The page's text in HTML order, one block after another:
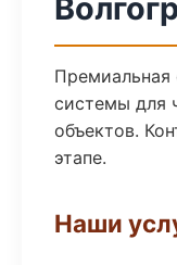
Премиальная
системы для
объектов.
этапе.
Наши